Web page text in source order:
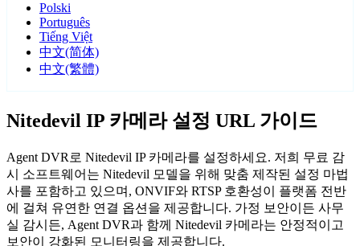
Polski
Português
Tiếng Việt
中文(简体)
中文(繁體)
Nitedevil IP 카메라 설정 URL 가이드
Agent DVR로 Nitedevil IP 카메라를 설정하세요. 저희 무료 감
시 소프트웨어는 Nitedevil 모델을 위해 맞춤 제작된 설정 마법
사를 포함하고 있으며, ONVIF와 RTSP 호환성이 플랫폼 전반
에 걸쳐 유연한 연결 옵션을 제공합니다. 가정 보안이든 사무
실 감시든, Agent DVR과 함께 Nitedevil 카메라는 안정적이고
보안이 강화된 모니터링을 제공합니다.